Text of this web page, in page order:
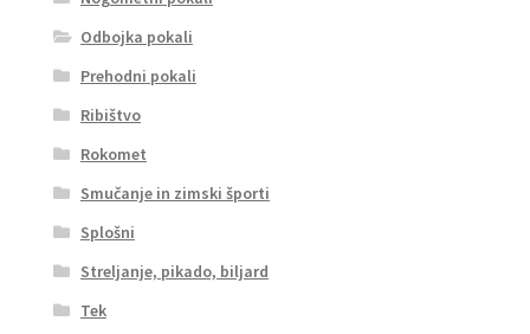
Odbojka pokali
Prehodni pokali
Ribištvo
Rokomet
Smučanje in zimski športi
Splošni
Streljanje, pikado, biljard
Tek